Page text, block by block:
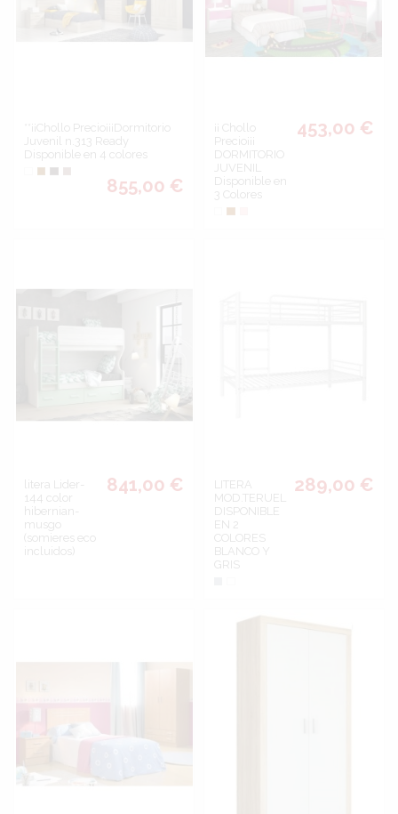
**¡¡Chollo Precio¡¡¡Dormitorio
Juvenil n.313 Ready
Disponible en 4 colores
Blanco
CerezoWenguéCambrian855,00 €
¡¡ Chollo
Precio¡¡¡
DORMITORIO
JUVENIL
Disponible en
3 Colores
Blanco
Marrón
453,00 €
litera Lider-
144 color
hibernian-
musgo
(somieres eco
incluidos)
841,00 €
LITERA
MOD.TERUEL
DISPONIBLE
EN 2
COLORES
BLANCO Y
GRIS
289,00 €